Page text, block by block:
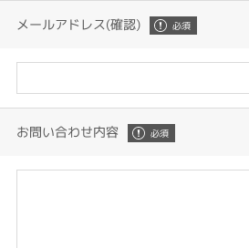
メールアドレス(確認)
お問い合わせ内容